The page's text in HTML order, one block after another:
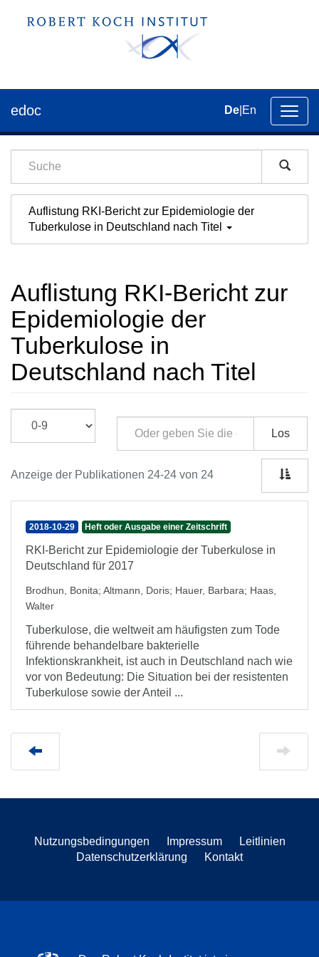
der
edoc De En
Auflistung RKI-Bericht zur Epidemiologie der
Tuberkulose in Deutschland nach Titel
Auflistung RKI-Bericht zur
Epidemiologie der
Tuberkulose in
Deutschland nach Titel
Los
Anzeige der Publikationen 24-24 von 24
2018-10-29 Heft oder Ausgabe einer Zeitschrift
RKI-Bericht zur Epidemiologie der Tuberkulose in
Deutschland für 2017
Brodhun, Bonita; Altmann, Doris; Hauer, Barbara; Haas,
Walter
Tuberkulose, die weltweit am häufigsten zum Tode
führende behandelbare bakterielle
Infektionskrankheit, ist auch in Deutschland nach wie
vor von Bedeutung: Die Situation bei der resistenten
Tuberkulose sowie der Anteil ...
Nutzungsbedingungen Impressum
Leitlinien
Datenschutzerklärung
Kontakt